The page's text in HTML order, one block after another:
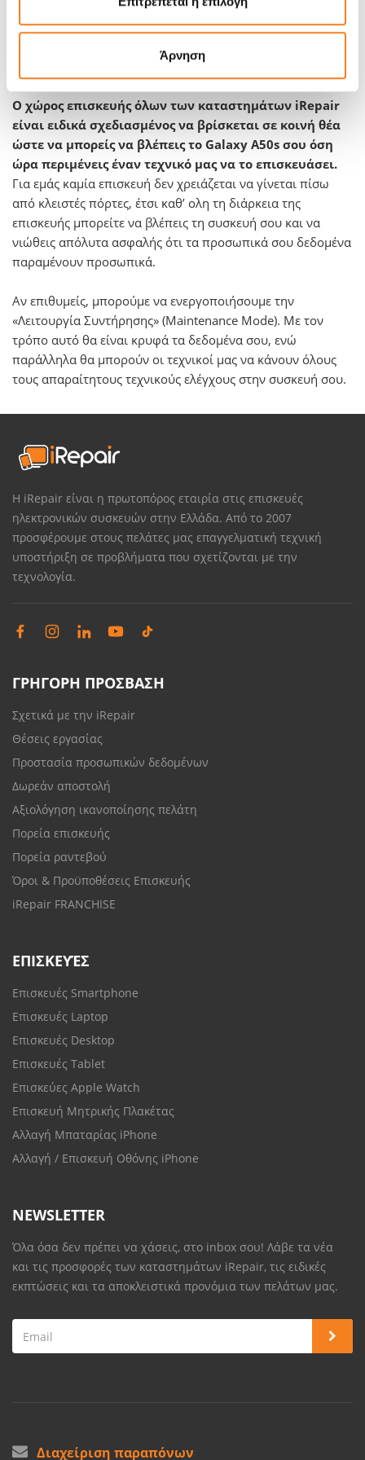
Άρνηση
βλάβη από νερό ή έχουν εμφανίσει πρόβλημα στην μητρική
πλακέτα. Επισκευάζουμε το Galaxy Α50s σας σχεδόν σε
κάθε περίπτωση, ακόμη κι αν πήγες κάπου αλλού και σου
Ο χώρος επισκευής όλων των καταστημάτων iRepair
είναι ειδικά σχεδιασμένος να βρίσκεται σε κοινή θέα
ώστε να μπορείς να βλέπεις το Galaxy Α50s σου όση
ώρα περιμένεις έναν τεχνικό μας να το επισκευάσει.
Για εμάς καμία επισκευή δεν χρειάζεται να γίνεται πίσω
από κλειστές πόρτες, έτσι καθ’ ολη τη διάρκεια της
επισκευής μπορείτε να βλέπεις τη συσκευή σου και να
νιώθεις απόλυτα ασφαλής ότι τα προσωπικά σου δεδομένα
παραμένουν προσωπικά.
Αν επιθυμείς, μπορούμε να ενεργοποιήσουμε την
«Λειτουργία Συντήρησης» (Maintenance Mode). Με τον
τρόπο αυτό θα είναι κρυφά τα δεδομένα σου, ενώ
παράλληλα θα μπορούν οι τεχνικοί μας να κάνουν όλους
τους απαραίτητους τεχνικούς ελέγχους στην συσκευή σου.
Η iRepair είναι η πρωτοπόρος εταιρία στις επισκευές
ηλεκτρονικών συσκευών στην Ελλάδα. Από το 2007
προσφέρουμε στους πελάτες μας επαγγελματική τεχνική
υποστήριξη σε προβλήματα που σχετίζονται με την
τεχνολογία.
ΓΡΗΓΟΡΗ ΠΡΟΣΒΑΣΗ
Σχετικά με την iRepair
Θέσεις εργασίας
Προστασία προσωπικών δεδομένων
Δωρεάν αποστολή
Αξιολόγηση ικανοποίησης πελάτη
Πορεία επισκευής
Πορεία ραντεβού
Όροι & Προϋποθέσεις Επισκευής
iRepair FRANCHISE
ΕΠΙΣΚΕΥΈΣ
Επισκευές Smartphone
Επισκευές Laptop
Επισκευές Desktop
Επισκευές Tablet
Επισκεύες Apple Watch
Επισκευή Μητρικής Πλακέτας
Αλλαγή Μπαταρίας iPhone
Αλλαγή / Επισκευή Οθόνης iPhone
NEWSLETTER
Όλα όσα δεν πρέπει να χάσεις, στο inbox σου! Λάβε τα νέα
και τις προσφορές των καταστημάτων iRepair, τις ειδικές
εκπτώσεις και τα αποκλειστικά προνόμια των πελάτων μας.
Διαχείριση παραπόνων